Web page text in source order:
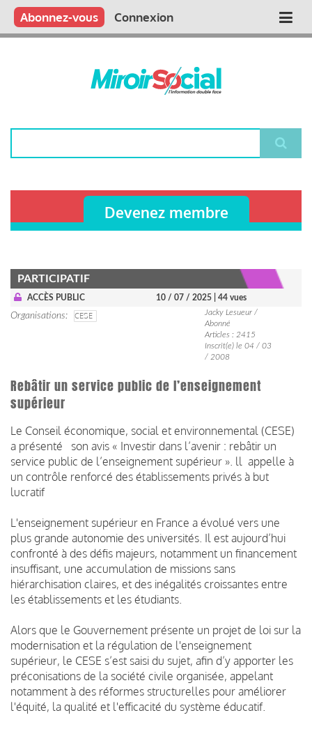
Aller
contenu
Main
Qui sommes nous ?
Vous publiez
Nous publions
Contactez-nous
Abonnez-vous Connexion
Devenez membre
PARTICIPATIF
ACCÈS PUBLIC 10 / 07 / 2025 | 44 vues
Organisations CESE
Jacky Lesueur /
Abonné
Articles : 2415
Inscrit(e) le 04 / 03
/ 2008
Rebâtir un service public de l’enseignement
supérieur
Le Conseil économique, social et environnemental (CESE)
a présenté son avis « Investir dans l’avenir : rebâtir un
service public de l’enseignement supérieur ». ll appelle à
un contrôle renforcé des établissements privés à but
lucratif
L'enseignement supérieur en France a évolué vers une
plus grande autonomie des universités. Il est aujourd’hui
confronté à des défis majeurs, notamment un financement
insuffisant, une accumulation de missions sans
hiérarchisation claires, et des inégalités croissantes entre
les établissements et les étudiants.
Alors que le Gouvernement présente un projet de loi sur la
modernisation et la régulation de l'enseignement
supérieur, le CESE s’est saisi du sujet, afin d’y apporter les
préconisations de la société civile organisée, appelant
notamment à des réformes structurelles pour améliorer
l'équité, la qualité et l'efficacité du système éducatif.